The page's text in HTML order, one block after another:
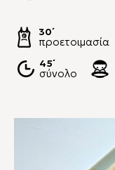
30΄
προετοιμασία
45΄
σύνολο